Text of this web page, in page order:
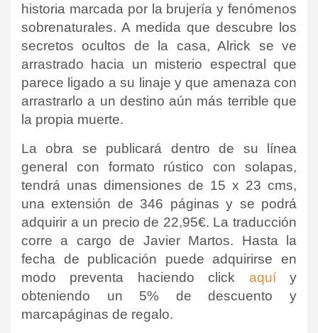
historia marcada por la brujería y fenómenos
sobrenaturales. A medida que descubre los
secretos ocultos de la casa, Alrick se ve
arrastrado hacia un misterio espectral que
parece ligado a su linaje y que amenaza con
arrastrarlo a un destino aún más terrible que
la propia muerte.
La obra se publicará dentro de su línea
general con formato rústico con solapas,
tendrá unas dimensiones de 15 x 23 cms,
una extensión de 346 páginas y se podrá
adquirir a un precio de 22,95€. La traducción
corre a cargo de Javier Martos. Hasta la
fecha de publicación puede adquirirse en
modo preventa haciendo click aquíy
obteniendo un 5% de descuento y
marcapáginas de regalo.